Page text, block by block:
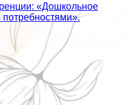
«Дошкольное
потребностями».